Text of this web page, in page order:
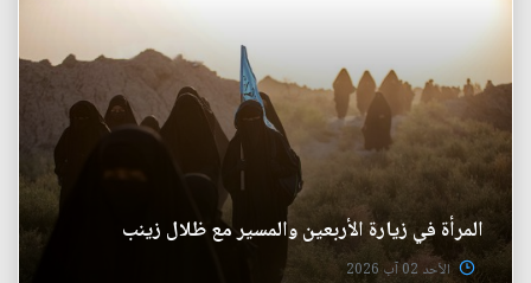
المرأة في زيارة الأربعين والمسير مع ظلال زينب
الأحد 02 آب 2026